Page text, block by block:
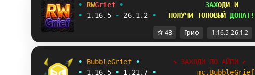
• RWGrief • ЗАХОДИ И
•
1.16.5 - 26.1.2 • ПОЛУЧИ ТОПОВЫЙ ДОНАТ!
48 Гриф 1.16.5-26.1.2
• Bubbl eGri ef • ⬊ ЗАХОДИ ПО АЙПИ ⬋
•
1 . 16. 5 • 1 . 21 . 7 • mc. Bubbl eGri ef